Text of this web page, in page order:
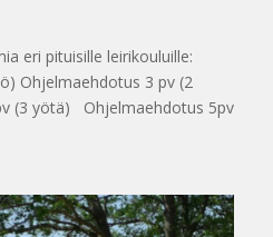
eri pituisille leirikouluille:
Ohjelmaehdotus 3 pv (2
(3 yötä) Ohjelmaehdotus 5pv